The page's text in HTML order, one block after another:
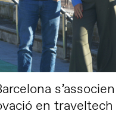
s’associen
en traveltech